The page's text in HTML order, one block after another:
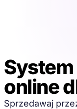
online
Sprzedawaj